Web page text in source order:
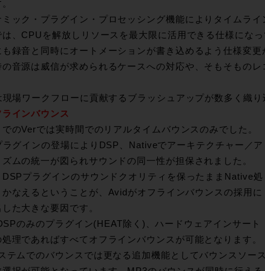
ミック・プラグイン・プロセッシング機能によりタイムラ
、CPUを解放しリソースを最大限に活用できる仕様になっ
も録音と同時にオートメーションが書き込めるよう仕様変
音源は威信が求められるケースへの対応や、そもそものレ
場ワークフローに貢献するブラッシュアップが数多く織り
インバウンス
のVerでは実時間でのリアルタイムバウンスのみでした。
ラグインの登場によりDSP、Nativeでアーキテクチャー／ア
ムの統一が図られサウンドの同一性が担保されました。
DSPプラグインのサウンドクオリティを保ったままNative処
かなえるということが、Avidがオフラインバウンスの採用に
た大きな要因です。
のみのプラグイン(HEAT除く)、ハードウェアインサート
理であればすべてオフラインバウンスが可能となります。
テムでのバウンスでは更なる追加機能としてバウンスソース